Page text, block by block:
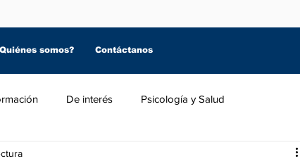
somos? Contáctanos
De interés Psicología y Salud